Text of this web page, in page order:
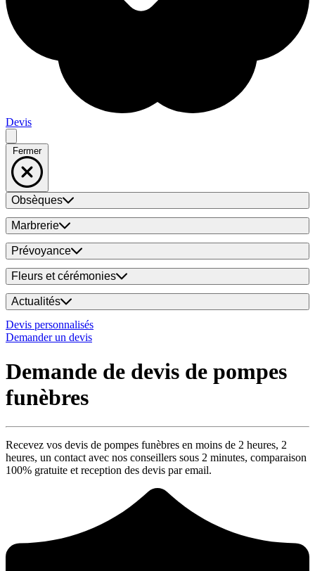
Devis
Fermer
Obsèques
Marbrerie
Prévoyance
Fleurs et cérémonies
Actualités
Devis personnalisés
Demander un devis
Demande de devis de pompes
funèbres
Recevez vos devis de pompes funèbres en moins de 2 heures, 2
heures, un contact avec nos conseillers sous 2 minutes, comparaison
100% gratuite et reception des devis par email.